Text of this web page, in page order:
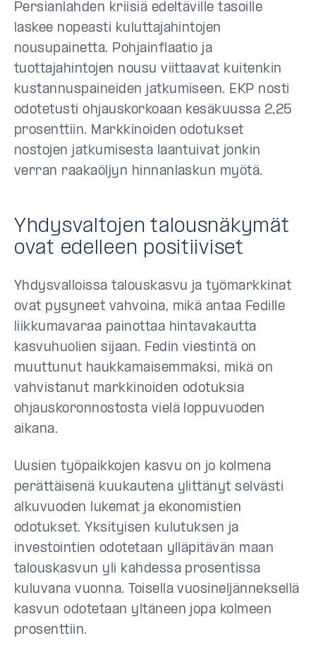
Persianlahden kriisiä edeltäville tasoille
laskee nopeasti kuluttajahintojen
nousupainetta. Pohjainflaatio ja
tuottajahintojen nousu viittaavat kuitenkin
kustannuspaineiden jatkumiseen. EKP nosti
odotetusti ohjauskorkoaan kesäkuussa 2,25
prosenttiin. Markkinoiden odotukset
nostojen jatkumisesta laantuivat jonkin
verran raakaöljyn hinnanlaskun myötä.
Yhdysvaltojen talousnäkymät
ovat edelleen positiiviset
Yhdysvalloissa talouskasvu ja työmarkkinat
ovat pysyneet vahvoina, mikä antaa Fedille
liikkumavaraa painottaa hintavakautta
kasvuhuolien sijaan. Fedin viestintä on
muuttunut haukkamaisemmaksi, mikä on
vahvistanut markkinoiden odotuksia
ohjauskoronnostosta vielä loppuvuoden
aikana.
Uusien työpaikkojen kasvu on jo kolmena
perättäisenä kuukautena ylittänyt selvästi
alkuvuoden lukemat ja ekonomistien
odotukset. Yksityisen kulutuksen ja
investointien odotetaan ylläpitävän maan
talouskasvun yli kahdessa prosentissa
kuluvana vuonna. Toisella vuosineljänneksellä
kasvun odotetaan yltäneen jopa kolmeen
prosenttiin.